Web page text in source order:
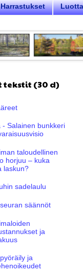
Harrastukset
tekstit (30 d)
- Salainen bunkkeri
taloudellinen
horjuu – kuka
laskun?
sadelaulu
säännöt
ja
ja